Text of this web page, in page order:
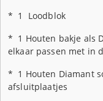
* 1 Loodblok
* 1 Houten bakje als
elkaar passen met in
* 1 Houten Diamant
afsluitplaatjes